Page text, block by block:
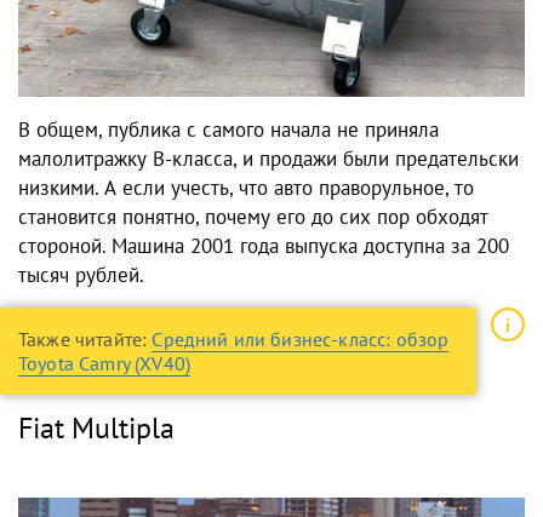
В общем, публика с самого начала не приняла
малолитражку B-класса, и продажи были предательски
низкими. А если учесть, что авто праворульное, то
становится понятно, почему его до сих пор обходят
стороной. Машина 2001 года выпуска доступна за 200
тысяч рублей.
Также читайте: Средний или бизнес-класс: обзор
Toyota Camry (XV40)
Fiat Multipla